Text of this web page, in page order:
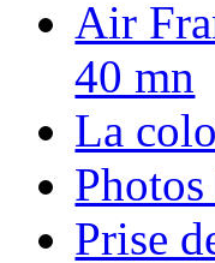
Air
40 mn
La
Prise